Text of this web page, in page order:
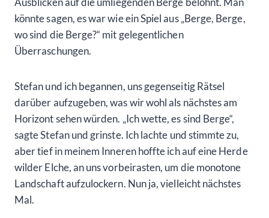
könnte sagen, es war wie ein Spiel aus „Berge, Berge,
wo sind die Berge?“ mit gelegentlichen
Überraschungen.
Stefan und ich begannen, uns gegenseitig Rätsel
darüber aufzugeben, was wir wohl als nächstes am
Horizont sehen würden. „Ich wette, es sind Berge“,
sagte Stefan und grinste. Ich lachte und stimmte zu,
aber tief in meinem Inneren hoffte ich auf eine Herde
wilder Elche, an uns vorbeirasten, um die monotone
Landschaft aufzulockern. Nun ja, vielleicht nächstes
Mal.